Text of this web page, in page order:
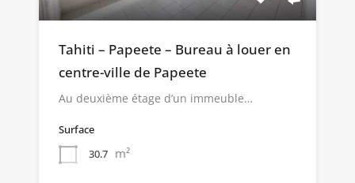
Tahiti – Papeete – Bureau à louer en
centre-ville de Papeete
Au deuxième étage d’un immeuble…
Surface
30.7 m²